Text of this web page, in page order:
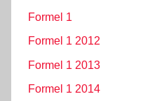
Formel 1
Formel 1 2012
Formel 1 2013
Formel 1 2014